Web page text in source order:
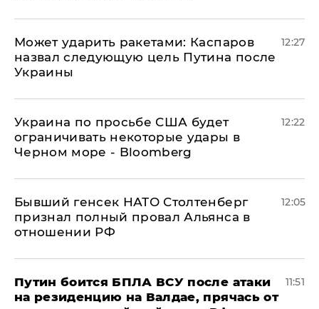
Может ударить ракетами: Каспаров
назвал следующую цель Путина после
Украины
12:27
Украина по просьбе США будет
ограничивать некоторые удары в
Черном море - Bloomberg
12:22
Бывший генсек НАТО Столтенберг
признал полный провал Альянса в
отношении РФ
12:05
Путин боится БПЛА ВСУ после атаки
на резиденцию на Валдае, прячась от
11:51